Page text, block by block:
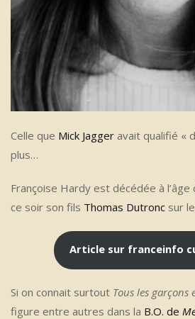
Celle que Mick Jagger avait qualifié «
plus…
Françoise Hardy est décédée à l’âge
ce soir son fils Thomas Dutronc sur
Article sur franceinfo
Si on connait surtout Tous les garçons
figure entre autres dans la B.O. de